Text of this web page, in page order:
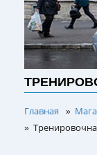
Главная »
»